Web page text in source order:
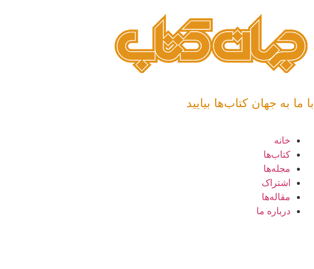
با ما به جهان کتاب‌ها بیایید
خانه
کتاب‌ها
مجله‌ها
اشتراک
مقاله‌ها
درباره ما